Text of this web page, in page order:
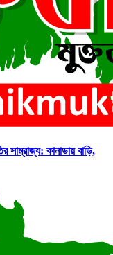
সাম্রাজ্য: কানাডায় বাড়ি,